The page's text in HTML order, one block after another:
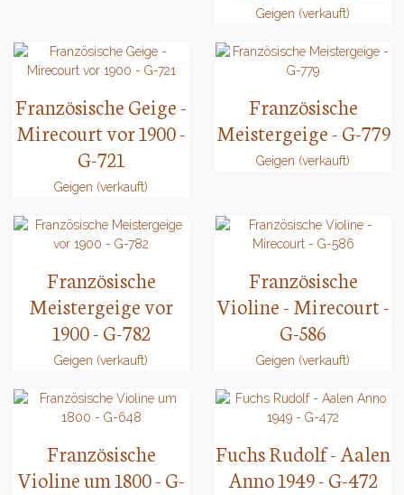
Geigen (verkauft)
Französische Geige -
Mirecourt vor 1900 -
G-721
Geigen (verkauft)
Französische
Meistergeige - G-779
Geigen (verkauft)
Französische
Meistergeige vor
1900 - G-782
Geigen (verkauft)
Französische
Violine - Mirecourt -
G-586
Geigen (verkauft)
Französische
Violine um 1800 - G-
Fuchs Rudolf - Aalen
Anno 1949 - G-472